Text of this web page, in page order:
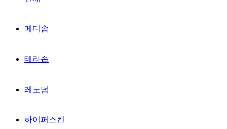
메디솝
테라솝
레노덤
하이퍼스킨